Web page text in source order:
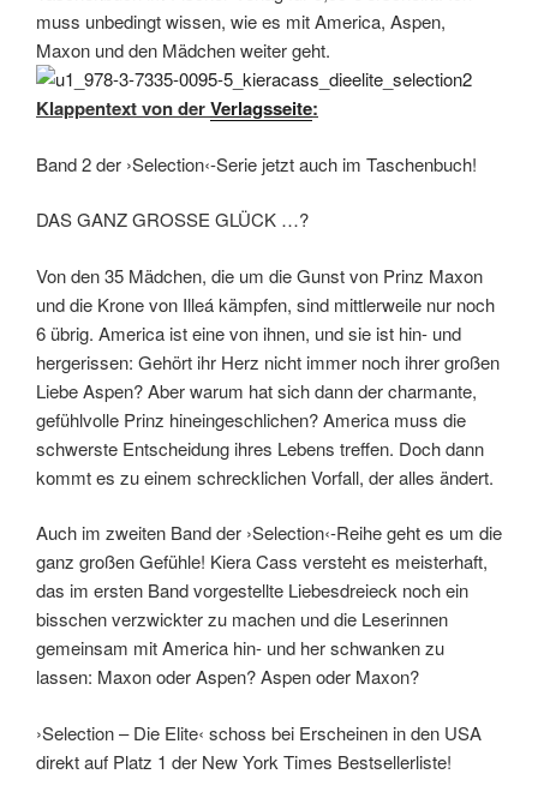
muss unbedingt wissen, wie es mit America, Aspen,
Maxon und den Mädchen weiter geht.
Klappentext von derVerlagsseite:
Band 2 der ›Selection‹-Serie jetzt auch im Taschenbuch!
DAS GANZ GROSSE GLÜCK …?
Von den 35 Mädchen, die um die Gunst von Prinz Maxon
und die Krone von Illeá kämpfen, sind mittlerweile nur noch
6 übrig. America ist eine von ihnen, und sie ist hin- und
hergerissen: Gehört ihr Herz nicht immer noch ihrer großen
Liebe Aspen? Aber warum hat sich dann der charmante,
gefühlvolle Prinz hineingeschlichen? America muss die
schwerste Entscheidung ihres Lebens treffen. Doch dann
kommt es zu einem schrecklichen Vorfall, der alles ändert.
Auch im zweiten Band der ›Selection‹-Reihe geht es um die
ganz großen Gefühle! Kiera Cass versteht es meisterhaft,
das im ersten Band vorgestellte Liebesdreieck noch ein
bisschen verzwickter zu machen und die Leserinnen
gemeinsam mit America hin- und her schwanken zu
lassen: Maxon oder Aspen? Aspen oder Maxon?
›Selection – Die Elite‹ schoss bei Erscheinen in den USA
direkt auf Platz 1 der New York Times Bestsellerliste!